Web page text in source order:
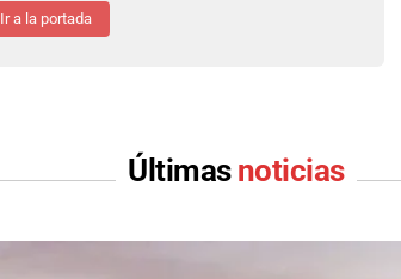
Ir a la portada
Últimas noticias